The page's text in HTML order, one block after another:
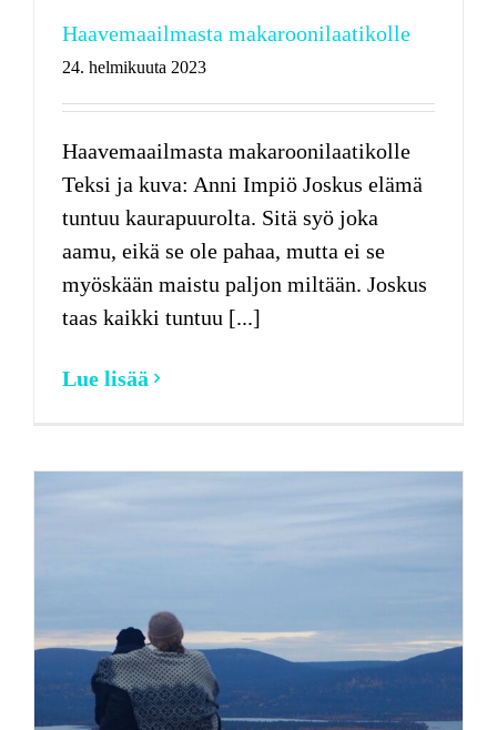
Haavemaailmasta makaroonilaatikolle
24. helmikuuta 2023
Haavemaailmasta makaroonilaatikolle
Teksi ja kuva: Anni Impiö Joskus elämä
tuntuu kaurapuurolta. Sitä syö joka
aamu, eikä se ole pahaa, mutta ei se
myöskään maistu paljon miltään. Joskus
taas kaikki tuntuu [...]
Lue lisää